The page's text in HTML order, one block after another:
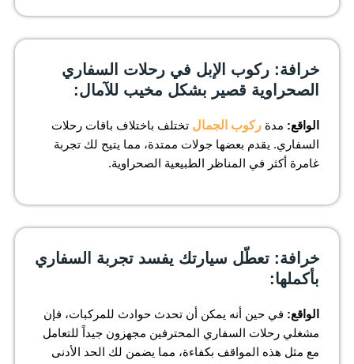
خرافة: ركوب الإبل في رحلات السفاري
الصحراوية قصير بشكل مخيب للآمال:
الواقع: مدة ركوب الجمال تختلف باختلاف باقات رحلات
السفاري. يقدم بعضها جولات ممتدة، مما يتيح لك تجربة
غامرة أكثر في المناظر الطبيعية الصحراوية.
خرافة: تعطّل سيارتك يفسد تجربة السفاري
بأكملها:
الواقع: في حين أنه يمكن أن تحدث حوادث للمركبات، فإن
مشغلي رحلات السفاري المحترفين مجهزون جيداً للتعامل
مع مثل هذه المواقف بكفاءة، مما يضمن لك الحد الأدنى